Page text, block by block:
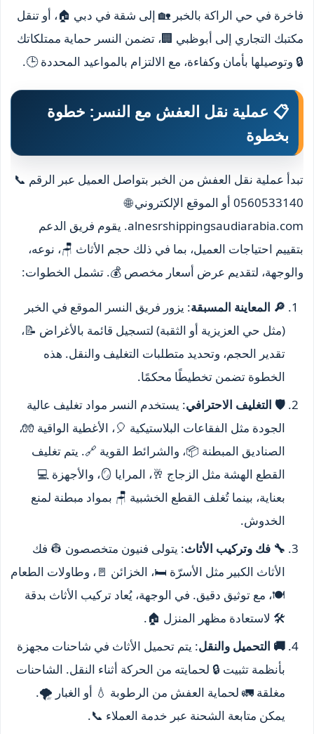
فاخرة في حي الراكة بالخبر 🏡 إلى شقة في دبي 🏠، أو تنقل
مكتبك التجاري إلى أبوظبي 🏢، تضمن النسر حماية ممتلكاتك
🔒 وتوصيلها بأمان وكفاءة، مع الالتزام بالمواعيد المحددة 🕒.
📋 عملية نقل العفش مع النسر: خطوة
بخطوة
تبدأ عملية نقل العفش من الخبر بتواصل العميل عبر الرقم 📞
0560533140 أو الموقع الإلكتروني 🌐
alnesrshippingsaudiarabia.com. يقوم فريق الدعم
بتقييم احتياجات العميل، بما في ذلك حجم الأثاث 🪑، نوعه،
والوجهة، لتقديم عرض أسعار مخصص 💰. تشمل الخطوات:
🔎 المعاينة المسبقة: يزور فريق النسر الموقع في الخبر
(مثل حي العزيزية أو الثقبة) لتسجيل قائمة بالأغراض 📝،
تقدير الحجم، وتحديد متطلبات التغليف والنقل. هذه
الخطوة تضمن تخطيطًا محكمًا.
🛡️ التغليف الاحترافي: يستخدم النسر مواد تغليف عالية
الجودة مثل الفقاعات البلاستيكية 🎈، الأغطية الواقية 🧤،
الصناديق المبطنة 📦، والشرائط القوية 🔗. يتم تغليف
القطع الهشة مثل الزجاج 🥂، المرايا 🪞، والأجهزة 💻
بعناية، بينما تُغلف القطع الخشبية 🪑 بمواد مبطنة لمنع
الخدوش.
🔧 فك وتركيب الأثاث: يتولى فنيون متخصصون 👷 فك
الأثاث الكبير مثل الأسرّة 🛏️، الخزائن 🚪، وطاولات الطعام
🍽️، مع توثيق دقيق. في الوجهة، يُعاد تركيب الأثاث بدقة
🛠️ لاستعادة مظهر المنزل 🏠.
🚚 التحميل والنقل: يتم تحميل الأثاث في شاحنات مجهزة
بأنظمة تثبيت 🔒 لحمايته من الحركة أثناء النقل. الشاحنات
مغلقة 🚛 لحماية العفش من الرطوبة 💧 أو الغبار 🌪️.
يمكن متابعة الشحنة عبر خدمة العملاء 📞.